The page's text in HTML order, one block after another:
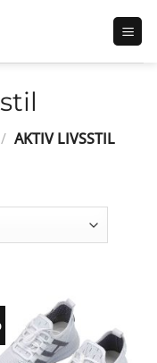
/ AKTIV LIVSSTIL